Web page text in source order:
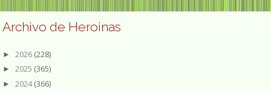
Archivo de Heroinas
► 2026 (228)
► 2025 (365)
► 2024(366)